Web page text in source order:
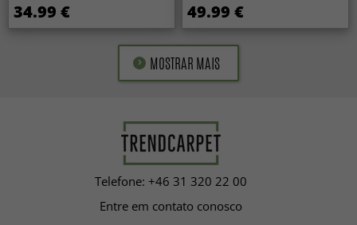
34.99 € 49.99 €
MOSTRAR MAIS
Telefone: +46 31 320 22 00
Entre em contato conosco